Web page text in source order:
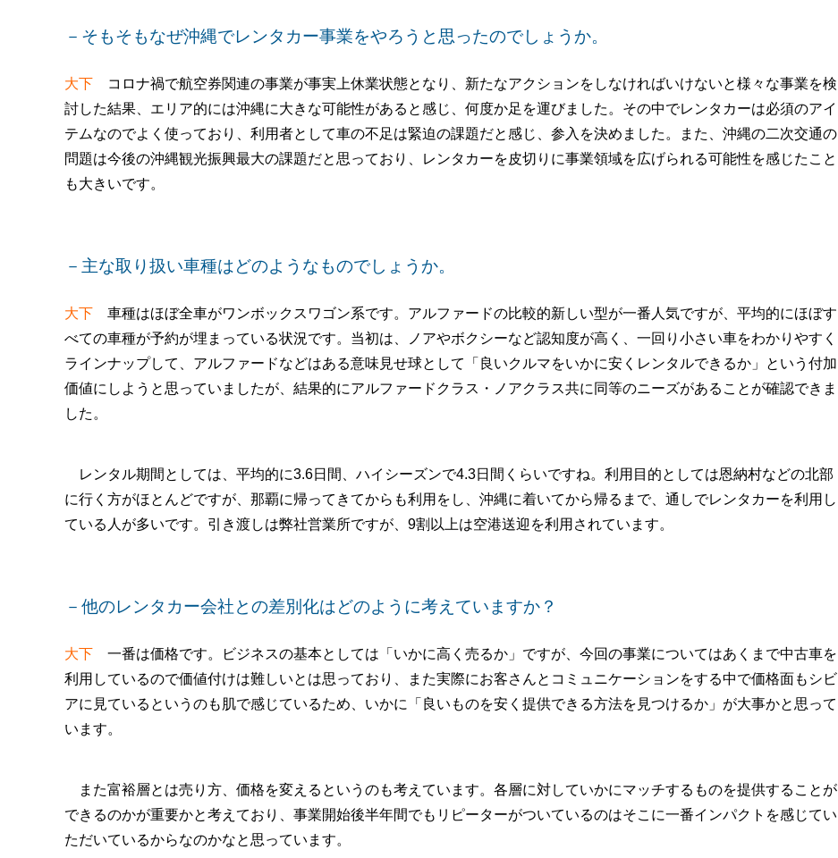
－そもそもなぜ沖縄でレンタカー事業をやろうと思ったのでしょうか。
大下 コロナ禍で航空券関連の事業が事実上休業状態となり、新たなアクションをしなければいけないと様々な事業を検
討した結果、エリア的には沖縄に大きな可能性があると感じ、何度か足を運びました。その中でレンタカーは必須のアイ
テムなのでよく使っており、利用者として車の不足は緊迫の課題だと感じ、参入を決めました。また、沖縄の二次交通の
問題は今後の沖縄観光振興最大の課題だと思っており、レンタカーを皮切りに事業領域を広げられる可能性を感じたこと
も大きいです。
－主な取り扱い車種はどのようなものでしょうか。
大下 車種はほぼ全車がワンボックスワゴン系です。アルファードの比較的新しい型が一番人気ですが、平均的にほぼす
べての車種が予約が埋まっている状況です。当初は、ノアやボクシーなど認知度が高く、一回り小さい車をわかりやすく
ラインナップして、アルファードなどはある意味見せ球として「良いクルマをいかに安くレンタルできるか」という付加
価値にしようと思っていましたが、結果的にアルファードクラス・ノアクラス共に同等のニーズがあることが確認できま
した。
レンタル期間としては、平均的に3.6日間、ハイシーズンで4.3日間くらいですね。利用目的としては恩納村などの北部
に行く方がほとんどですが、那覇に帰ってきてからも利用をし、沖縄に着いてから帰るまで、通しでレンタカーを利用し
ている人が多いです。引き渡しは弊社営業所ですが、9割以上は空港送迎を利用されています。
－他のレンタカー会社との差別化はどのように考えていますか？
大下 一番は価格です。ビジネスの基本としては「いかに高く売るか」ですが、今回の事業についてはあくまで中古車を
利用しているので価値付けは難しいとは思っており、また実際にお客さんとコミュニケーションをする中で価格面もシビ
アに見ているというのも肌で感じているため、いかに「良いものを安く提供できる方法を見つけるか」が大事かと思って
います。
また富裕層とは売り方、価格を変えるというのも考えています。各層に対していかにマッチするものを提供することが
できるのかが重要かと考えており、事業開始後半年間でもリピーターがついているのはそこに一番インパクトを感じてい
ただいているからなのかなと思っています。